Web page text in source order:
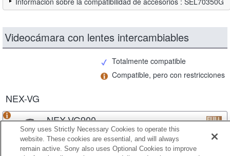
Videocámara con lentes intercambiables
Totalmente compatible
Compatible, pero con restricciones
NEX-VG
NEX-VG900
Sony uses Strictly Necessary Cookies to operate this
website. These cookies are essential, and will always
remain active. Sony also uses Optional Cookies to improve